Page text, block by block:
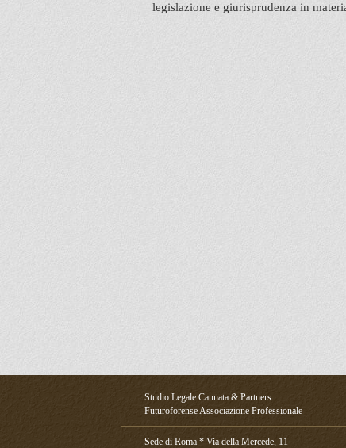
legislazione e giurisprudenza in
Studio Legale Cannata & Partners
Futuroforense Associazione Professionale
Sede di Roma * Via della Mercede, 11